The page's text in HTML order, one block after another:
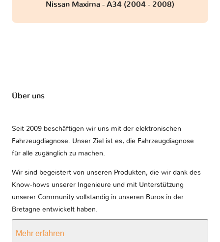
Nissan Maxima - A34 (2004 - 2008)
Über uns
Seit 2009 beschäftigen wir uns mit der elektronischen
Fahrzeugdiagnose. Unser Ziel ist es, die Fahrzeugdiagnose
für alle zugänglich zu machen.
Wir sind begeistert von unseren Produkten, die wir dank des
Know-hows unserer Ingenieure und mit Unterstützung
unserer Community vollständig in unseren Büros in der
Bretagne entwickelt haben.
Mehr erfahren